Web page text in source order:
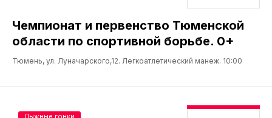
Чемпионат и первенство Тюменской
области по спортивной борьбе. 0+
Тюмень, ул. Луначарского,12. Легкоатлетический манеж. 10:00
Лыжные гонки